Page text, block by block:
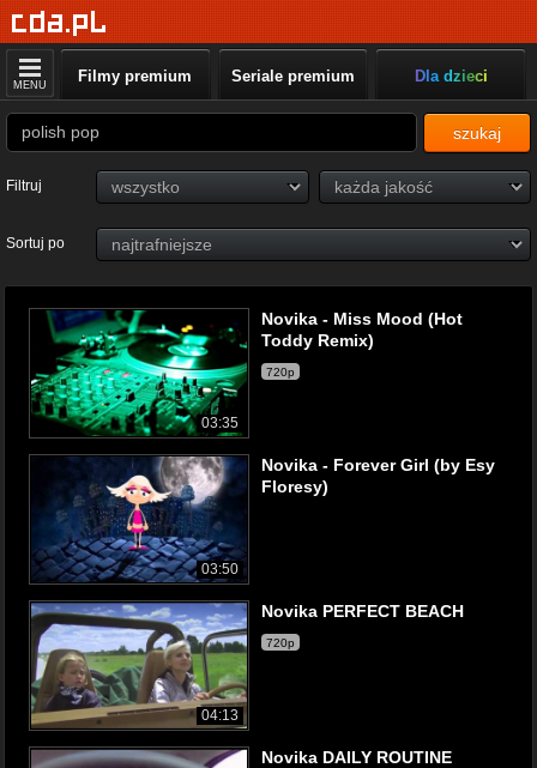
MENU Filmy premium Seriale premium Dla dzieci
szukaj
Filtruj
Sortuj po
03:35
Novika - Miss Mood (Hot
Toddy Remix)
720p
03:50
Novika - Forever Girl (by Esy
Floresy)
04:13
Novika PERFECT BEACH
720p
Novika DAILY ROUTINE